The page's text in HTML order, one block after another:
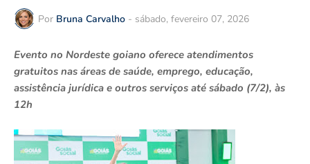
Por Bruna Carvalho - sábado, fevereiro 07, 2026
Evento no Nordeste goiano oferece atendimentos
gratuitos nas áreas de saúde, emprego, educação,
assistência jurídica e outros serviços até sábado (7/2), às
12h